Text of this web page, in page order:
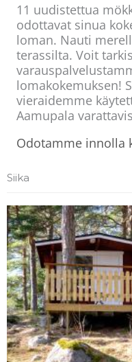
11 uudistettua
odottavat sinua
loman. Nauti
terassilta. Voit
lomakokemuksen!
vieraidemme
Aamupala
Odotamme innolla
Siika